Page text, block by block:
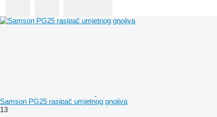
Samson PG25 rasipač umjetnog gnojiva
13